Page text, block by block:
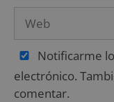
Notificarme
electrónico.
comentar.